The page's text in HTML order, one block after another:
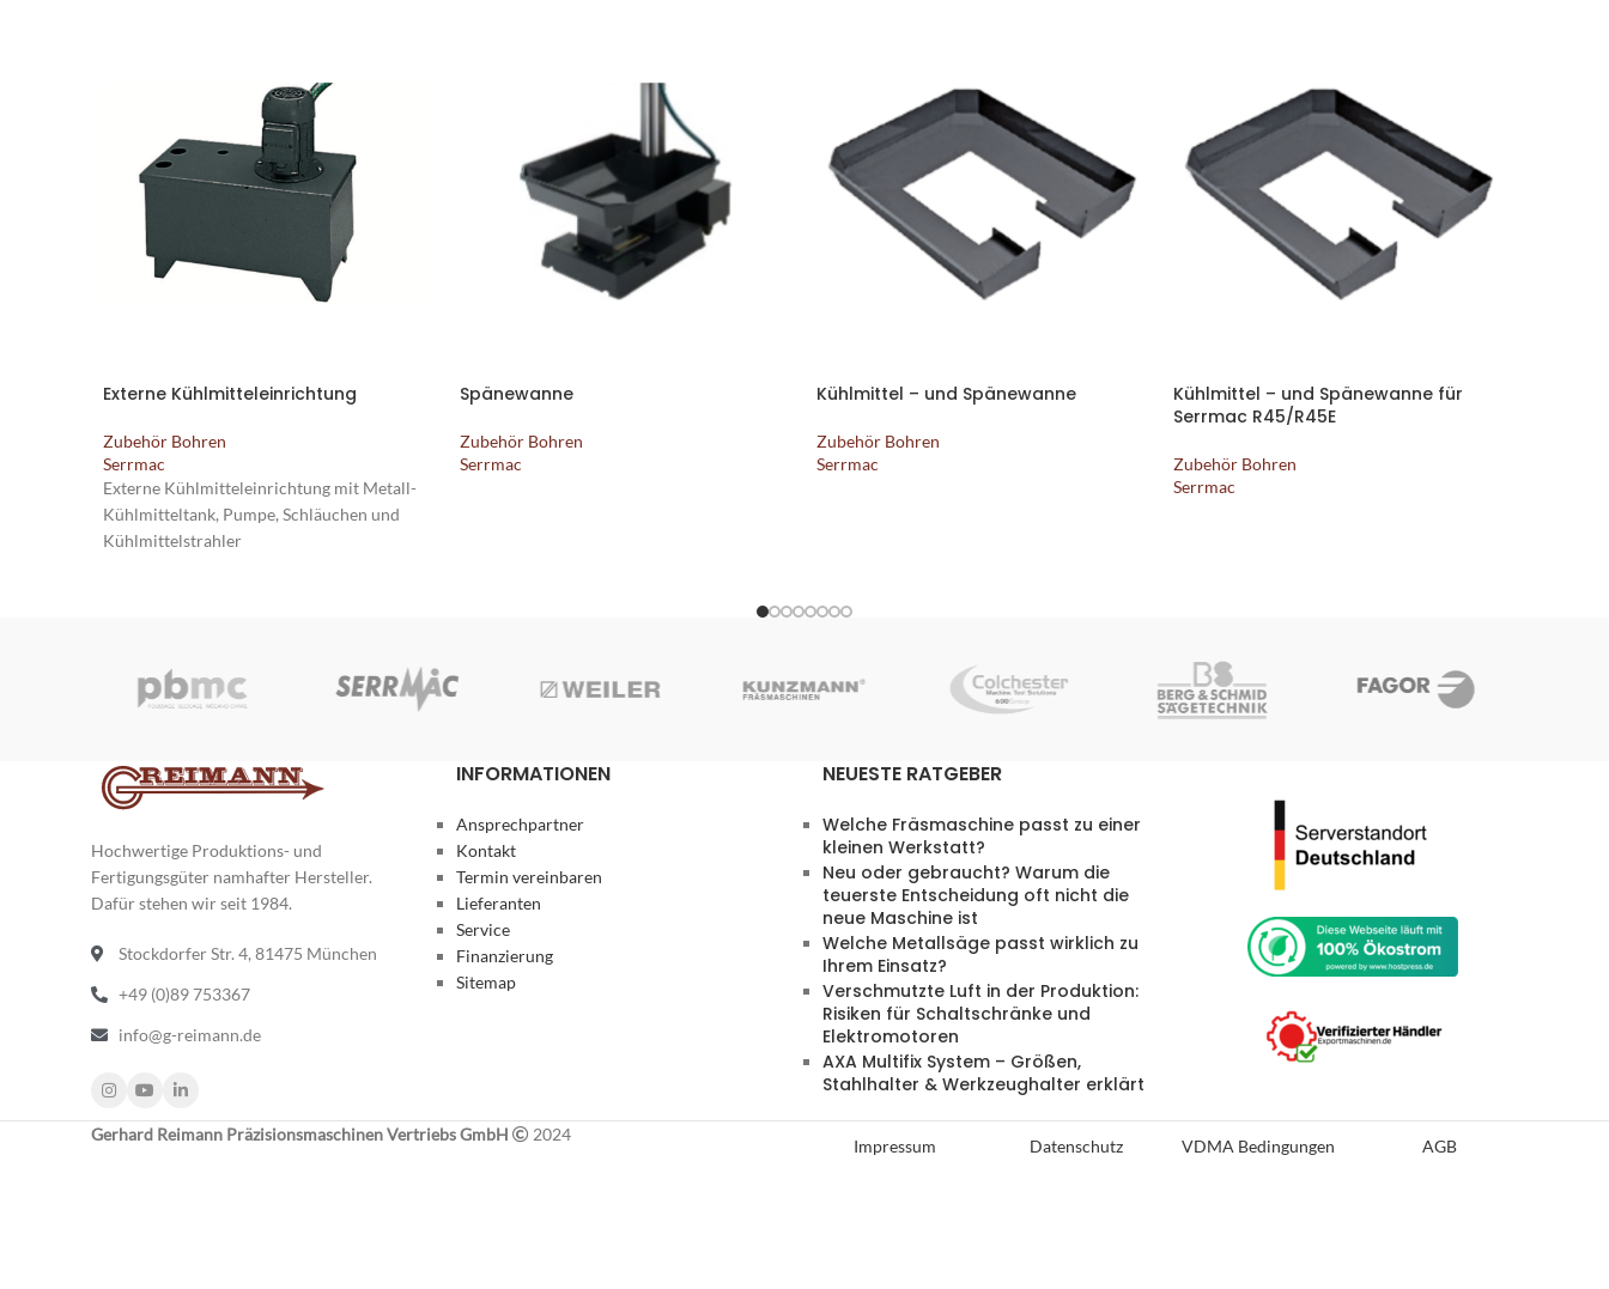
Externe Kühlmitteleinrichtung
Zubehör Bohren
Serrmac
Externe Kühlmitteleinrichtung mit Metall-
Kühlmitteltank, Pumpe, Schläuchen und
Kühlmittelstrahler
Spänewanne
Zubehör Bohren
Serrmac
Kühlmittel – und Spänewanne
Zubehör Bohren
Serrmac
Kühlmittel – und Spänewanne für
Serrmac R45/R45E
Zubehör Bohren
Serrmac
Hochwertige Produktions- und
Fertigungsgüter namhafter Hersteller.
Dafür stehen wir seit 1984.
Stockdorfer Str. 4, 81475 München
+49 (0)89 753367
info@g-reimann.de
INFORMATIONEN
Ansprechpartner
Kontakt
Termin vereinbaren
Lieferanten
Service
Finanzierung
Sitemap
NEUESTE RATGEBER
Welche Fräsmaschine passt zu einer
kleinen Werkstatt?
Neu oder gebraucht? Warum die
teuerste Entscheidung oft nicht die
neue Maschine ist
Welche Metallsäge passt wirklich zu
Ihrem Einsatz?
Verschmutzte Luft in der Produktion:
Risiken für Schaltschränke und
Elektromotoren
AXA Multifix System – Größen,
Stahlhalter & Werkzeughalter erklärt
Gerhard Reimann Präzisionsmaschinen Vertriebs GmbH 2024
Impressum Datenschutz VDMA Bedingungen AGB